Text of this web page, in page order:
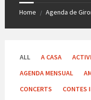
Home / Agenda de
ALL A CASA
AGENDA MENSUAL
CONCERTS
CONTES